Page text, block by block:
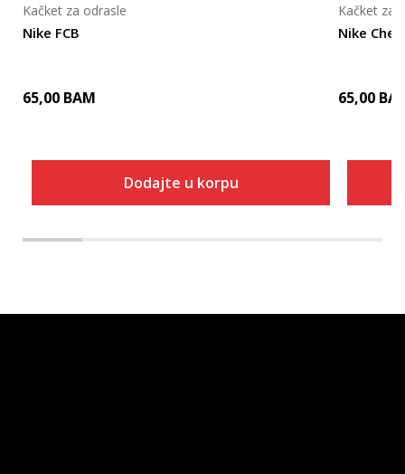
Nike FCB
Kačket za odrasle
65,00 BAM
Dodajte u korpu
Nike
Kačket za
65,00